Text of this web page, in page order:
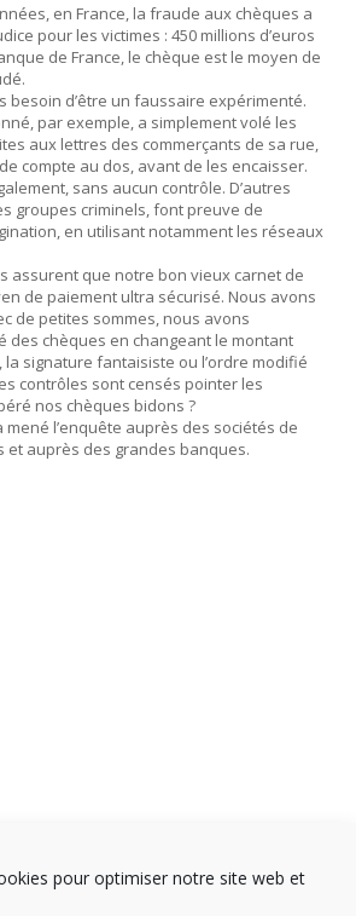
pour optimiser notre site web et
en France, la fraude aux chèques a
pour les victimes : 450 millions d’euros
de France, le chèque est le moyen de
besoin d’être un faussaire expérimenté.
par exemple, a simplement volé les
aux lettres des commerçants de sa rue,
compte au dos, avant de les encaisser.
sans aucun contrôle. D’autres
groupes criminels, font preuve de
en utilisant notamment les réseaux
assurent que notre bon vieux carnet de
de paiement ultra sécurisé. Nous avons
de petites sommes, nous avons
des chèques en changeant le montant
la signature fantaisiste ou l’ordre modifié
contrôles sont censés pointer les
nos chèques bidons ?
l’enquête auprès des sociétés de
et auprès des grandes banques.